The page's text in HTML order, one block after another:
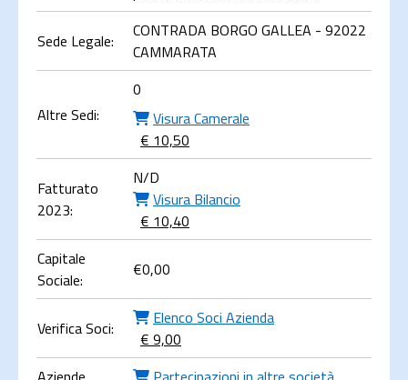
Sede Legale:
CONTRADA BORGO GALLEA - 92022
CAMMARATA
Altre Sedi:
0
Visura Camerale
€ 10,50
Fatturato
2023:
N/D
Visura Bilancio
€ 10,40
Capitale
Sociale:
€0,00
Verifica Soci:
Elenco Soci Azienda
€ 9,00